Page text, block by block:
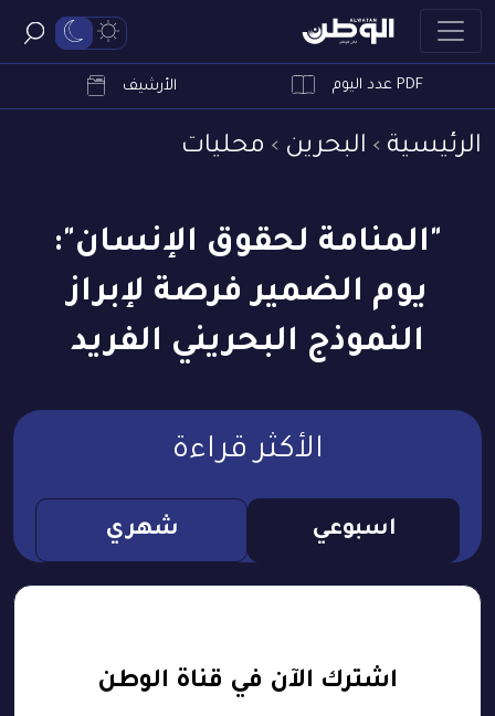
PDF عدد اليوم الأرشيف
الرئيسية البحرين محليات
"المنامة لحقوق الإنسان":
يوم الضمير فرصة لإبراز
النموذج البحريني الفريد
الأكثر قراءة
اسبوعي شهري
اشترك الآن في قناة الوطن